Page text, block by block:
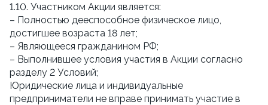
1.10. Участником Акции является:
– Полностью дееспособное физическое лицо,
достигшее возраста 18 лет;
– Являющееся гражданином РФ;
– Выполнившее условия участия в Акции согласно
разделу 2 Условий;
Юридические лица и индивидуальные
предприниматели не вправе принимать участие в